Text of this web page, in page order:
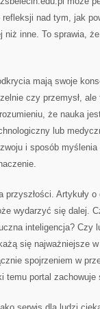
nad tym, jak
niż inne. To sprawia,
mają swoje
czy przemysł,
że nauka
lub
i sposób myślenia
Artykuły
wydarzyć się dalej.
inteligencja? Czy
się najważniejsze
spojrzeniem w
temu portal zachowuje